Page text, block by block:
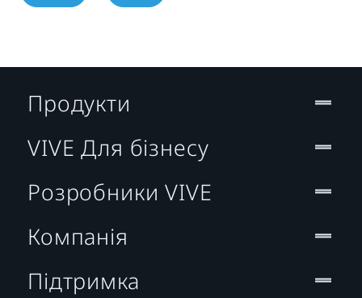
Продукти
VIVE Для бізнесу
Розробники VIVE
Компанія
Підтримка